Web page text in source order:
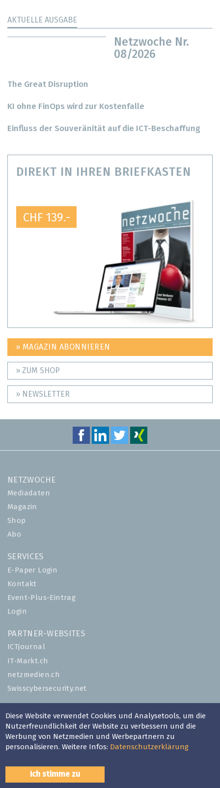
AKTUELLE AUSGABE
Netzwoche Nr.
08/2026
The Great Disruption
KI ohne FinOps wird zur Kostenfalle
Einfluss der Souveränität auf die ICT-Beschaffung
DIREKT IN IHREN BRIEFKASTEN
CHF 139.-
» MAGAZIN ABONNIEREN
» ZUM SHOP
» NEWSLETTER
NETZWOCHE
Mediadaten
Magazin
Shop
Abo
SERVICES
E-Paper Login
Kontakt
Event-Plus-Eintrag
Login
PARTNER-WEBSITES
ICTjournal
IT-Markt.ch
netzmedien.ch
Swisscybersecurity.net
© NETZMEDIEN AG 2026
Impressum
AGB
Nutzungsbestimmungen
Datenschutzerklärung
Diese Website verwendet Cookies und Analysetools, um die
Nutzerfreundlichkeit der Website zu verbessern und die
Werbung von Netzmedien und Werbepartnern zu
personalisieren. Weitere Infos: Datenschutzerklärung
Ich stimme zu